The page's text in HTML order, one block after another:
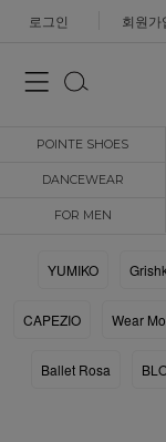
로그인 회원가
POINTE SHOES
DANCEWEAR
FOR MEN
YUMIKO
CAPEZIO Wear
Ballet Rosa